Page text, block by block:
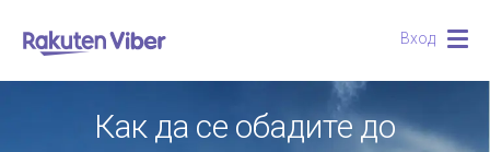
Вход
Как да се обадите до